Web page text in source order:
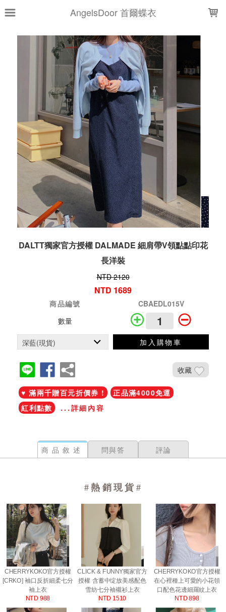
AngelsDoor 首爾蝶衣
DALTT獨家官方授權 DALMADE 細肩帶V領點點印花
長洋裝
NTD 2120
NTD 1689
商品編號
CBAEDL015V
數量
加入購物車
收藏
♥ 滿兩千贈百元折價券 !
正品滿4000免運
紅利點數
...詳細內容
商品敘述 問與答 評論